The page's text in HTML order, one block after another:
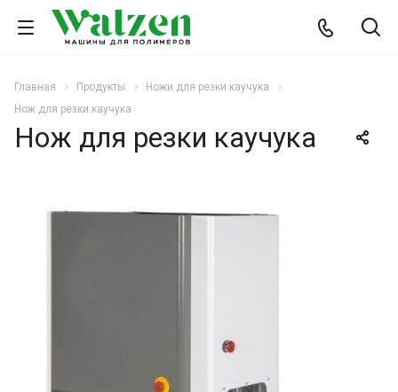
Главная Продукты
Ножи для резки каучука
Нож для резки каучука
Нож для резки каучука